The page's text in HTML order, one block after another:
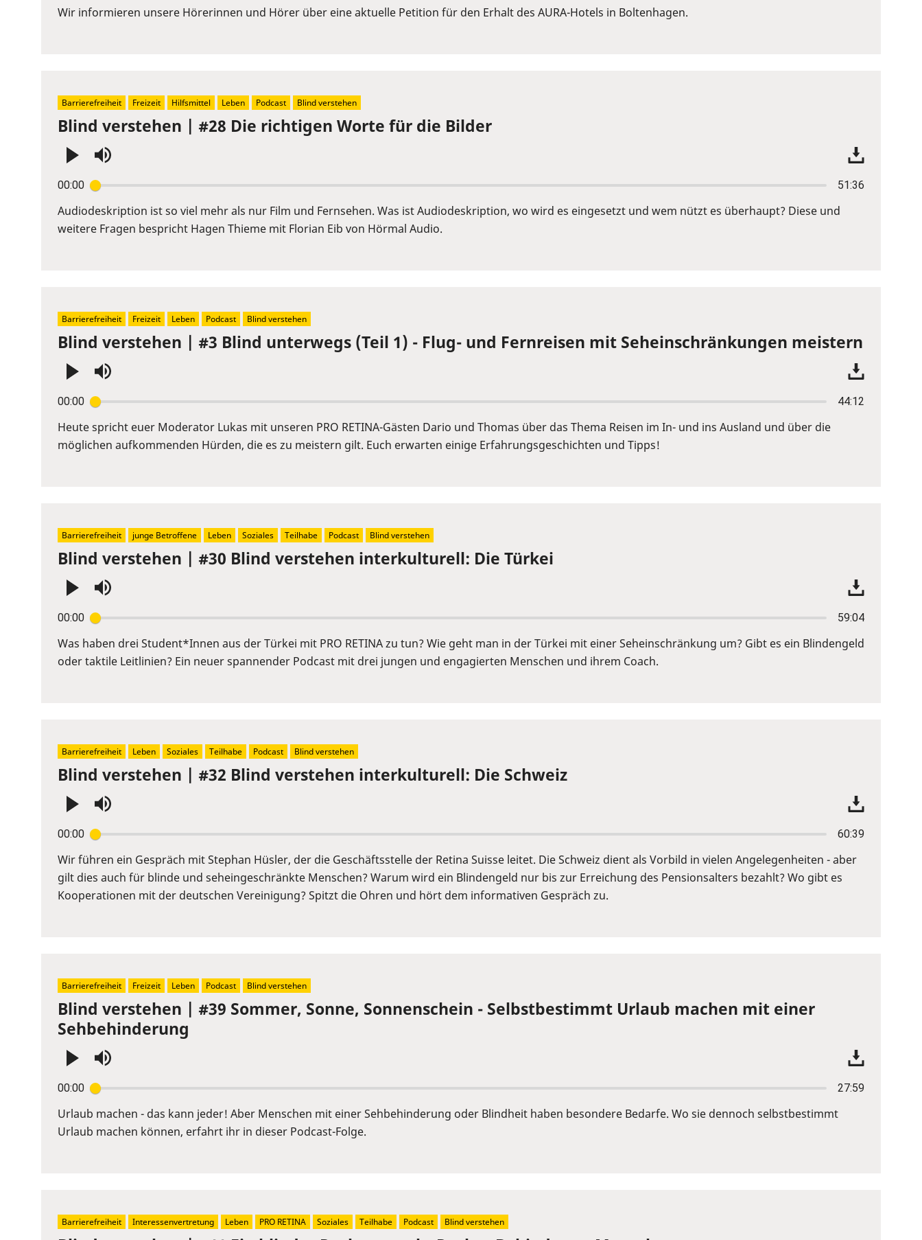
or
slider.
Wir informieren unsere Hörerinnen und Hörer über eine aktuelle Petition für den Erhalt des AURA-Hotels in Boltenhagen.
Blind verstehen | #28 Die richtigen Worte für die Bilder
00:00 51:36
Enter
or
Space
Audiodeskription ist so viel mehr als nur Film und Fernsehen. Was ist Audiodeskription, wo wird es eingesetzt und wem nützt es überhaupt? Diese und
weitere Fragen bespricht Hagen Thieme mit Florian Eib von Hörmal Audio.
Barrierefreiheit Freizeit Hilfsmittel Leben Podcast Blind verstehen
Blind verstehen | #3 Blind unterwegs (Teil 1) - Flug- und Fernreisen mit Seheinschränkungen meistern
00:00 44:12
Enter
or
Space
Heute spricht euer Moderator Lukas mit unseren PRO RETINA-Gästen Dario und Thomas über das Thema Reisen im In- und ins Ausland und über die
möglichen aufkommenden Hürden, die es zu meistern gilt. Euch erwarten einige Erfahrungsgeschichten und Tipps!
Barrierefreiheit Freizeit Leben Podcast Blind verstehen
Blind verstehen | #30 Blind verstehen interkulturell: Die Türkei
00:00 59:04
Enter
or
Space
Was haben drei Student*Innen aus der Türkei mit PRO RETINA zu tun? Wie geht man in der Türkei mit einer Seheinschränkung um? Gibt es ein Blindengeld
oder taktile Leitlinien? Ein neuer spannender Podcast mit drei jungen und engagierten Menschen und ihrem Coach.
Barrierefreiheit junge Betroffene Leben Soziales Teilhabe Podcast Blind verstehen
Blind verstehen | #32 Blind verstehen interkulturell: Die Schweiz
00:00 60:39
Enter
or
Space
to
Wir führen ein Gespräch mit Stephan Hüsler, der die Geschäftsstelle der Retina Suisse leitet. Die Schweiz dient als Vorbild in vielen Angelegenheiten - aber
gilt dies auch für blinde und seheingeschränkte Menschen? Warum wird ein Blindengeld nur bis zur Erreichung des Pensionsalters bezahlt? Wo gibt es
Kooperationen mit der deutschen Vereinigung? Spitzt die Ohren und hört dem informativen Gespräch zu.
Barrierefreiheit Leben Soziales Teilhabe Podcast Blind verstehen
Blind verstehen | #39 Sommer, Sonne, Sonnenschein - Selbstbestimmt Urlaub machen mit einer
Sehbehinderung
00:00 27:59
Enter
or
Space
Urlaub machen - das kann jeder! Aber Menschen mit einer Sehbehinderung oder Blindheit haben besondere Bedarfe. Wo sie dennoch selbstbestimmt
Urlaub machen können, erfahrt ihr in dieser Podcast-Folge.
Barrierefreiheit Freizeit Leben Podcast Blind verstehen
Barrierefreiheit Interessenvertretung Leben PRO RETINA Soziales Teilhabe Podcast Blind verstehen